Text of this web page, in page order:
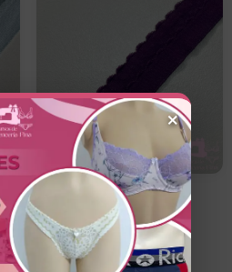
Sesgo Doble Mora
Morado
×